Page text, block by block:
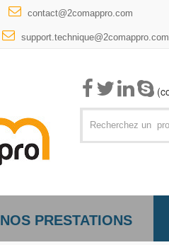
contact@2comappro.com
support.technique@2comappro.com
NOS PRESTATIONS